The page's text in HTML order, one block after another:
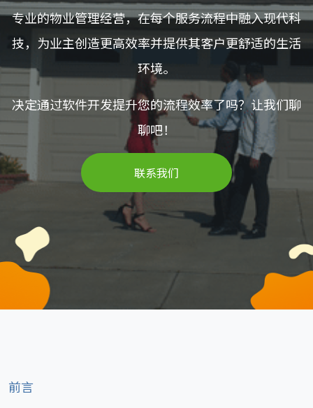
专业的物业管理经营，在每个服务流程中融入现代科
技，为业主创造更高效率并提供其客户更舒适的生活
环境。
决定通过软件开发提升您的流程效率了吗？让我们聊
聊吧！
联系我们
前言